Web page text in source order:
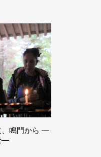
、鳴門から ―
―